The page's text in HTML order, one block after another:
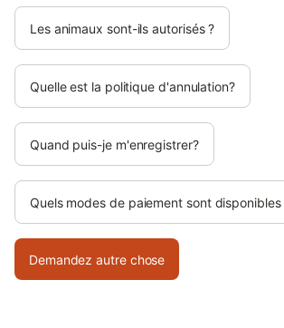
Les animaux sont-ils autorisés ?
Quelle est la politique d'annulation?
Quand puis-je m'enregistrer?
Quels modes de paiement sont disponibles
Demandez autre chose